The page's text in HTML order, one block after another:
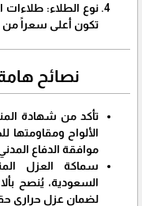
​نوع الطلاء:
تكون أعلى سعراً من
​نصائح
​تأكد من شهادة
الألواح ومقاومتها
موافقة الدفاع
​سماكة العزل
لضمان عزل حراري